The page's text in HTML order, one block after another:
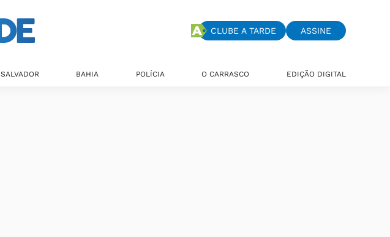
CLUBE A TARDE ASSINE
SALVADOR BAHIA POLÍCIA O CARRASCO EDIÇÃO DIGITAL